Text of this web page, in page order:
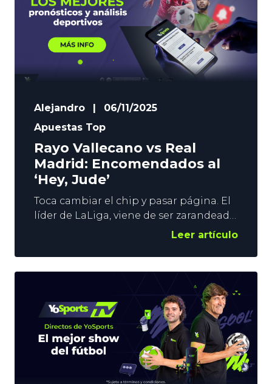
un fútbol más
Alejandro
06/11/2025
Apuestas Top
Rayo Vallecano vs Real
Madrid: Encomendados al
‘Hey, Jude’
Toca cambiar el chip y pasar página. El
líder de LaLiga, viene de ser zarandeado
en Liverpool en Champions, y visita
de la jornada. El pasado fin de semana
dimos en el clavo con la Top del Real
Madrid vs Valencia. Este domingo
volvemos a la carga, y
Leer artículo